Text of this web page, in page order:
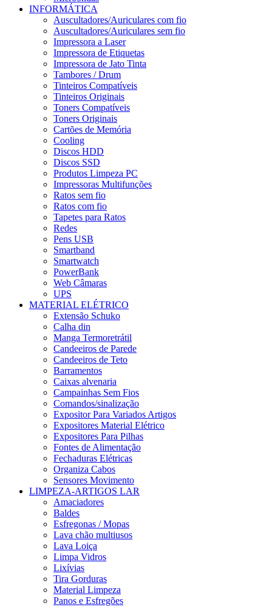
INFORMÁTICA
Auscultadores/Auriculares com fio
Auscultadores/Auriculares sem fio
Impressora a Laser
Impressora de Etiquetas
Impressora de Jato Tinta
Tambores / Drum
Tinteiros Compatíveis
Tinteiros Originais
Toners Compatíveis
Toners Originais
Cartões de Memória
Cooling
Discos HDD
Discos SSD
Produtos Limpeza PC
Impressoras Multifunções
Ratos sem fio
Ratos com fio
Tapetes para Ratos
Redes
Pens USB
Smartband
Smartwatch
PowerBank
Web Câmaras
UPS
MATERIAL ELÉTRICO
Extensão Schuko
Calha din
Manga Termoretrátil
Candeeiros de Parede
Candeeiros de Teto
Barramentos
Caixas alvenaria
Campainhas Sem Fios
Comandos/sinalização
Expositor Para Variados Artigos
Expositores Material Elétrico
Expositores Para Pilhas
Fontes de Alimentação
Fechaduras Elétricas
Organiza Cabos
Sensores Movimento
LIMPEZA-ARTIGOS LAR
Amaciadores
Baldes
Esfregonas / Mopas
Lava chão multiusos
Lava Loiça
Limpa Vidros
Lixívias
Tira Gorduras
Material Limpeza
Panos e Esfregões